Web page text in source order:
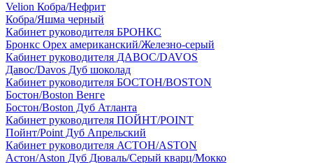
Velion Кобра/Нефрит
Кобра/Яшма черный
Кабинет руководителя БРОНКС
Бронкс Орех американский/Железно-серый
Кабинет руководителя ДАВОС/DAVOS
Давос/Davos Дуб шоколад
Кабинет руководителя БОСТОН/BOSTON
Бостон/Boston Венге
Бостон/Boston Дуб Атланта
Кабинет руководителя ПОЙНТ/POINT
Пойнт/Point Дуб Апрельский
Кабинет руководителя АСТОН/ASTON
Астон/Aston Дуб Дюваль/Серый кварц/Мокко